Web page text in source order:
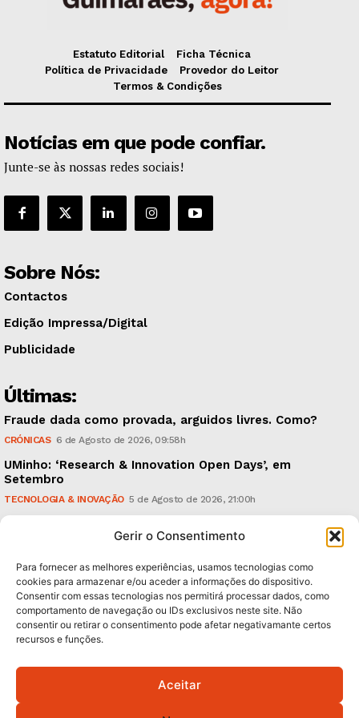
Gerir o Consentimento
Para fornecer as melhores experiências, usamos tecnologias como
cookies para armazenar e/ou aceder a informações do dispositivo.
Consentir com essas tecnologias nos permitirá processar dados, como
comportamento de navegação ou IDs exclusivos neste site. Não
consentir ou retirar o consentimento pode afetar negativamante certos
recursos e funções.
Aceitar
Estatuto Editorial
Ficha Técnica
Política de Privacidade
Provedor do Leitor
Termos & Condições
Notícias em que pode confiar.
Junte-se às nossas redes sociais!
Sobre Nós:
Contactos
Edição Impressa/Digital
Publicidade
Últimas:
Fraude dada como provada, arguidos livres. Como?
CRÓNICAS 6 de Agosto de 2026, 09:58h
UMinho: ‘Research & Innovation Open Days’, em
Setembro
TECNOLOGIA & INOVAÇÃO 5 de Agosto de 2026, 21:00h
avança para a sua concretização
Subscreva Newsletter:
QUERO ADERIR